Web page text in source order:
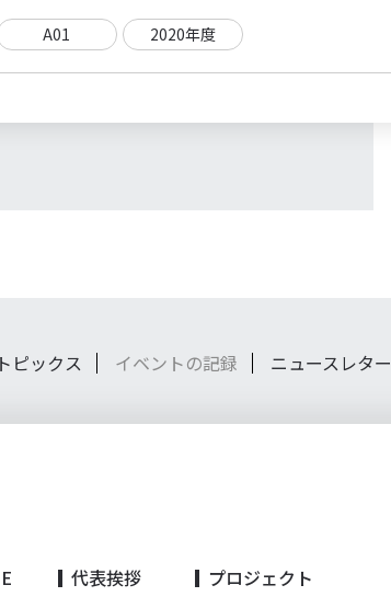
A01 2020年度
トピックス イベントの記録 ニュースレター
代表挨拶 プロジェクト